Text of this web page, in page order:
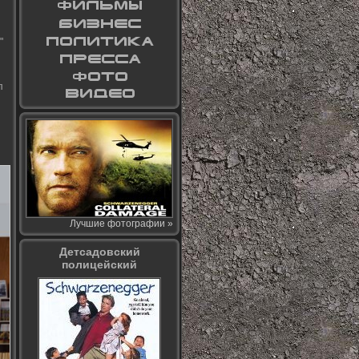
Лучшие фотографии »
Детсадовский
полицейский